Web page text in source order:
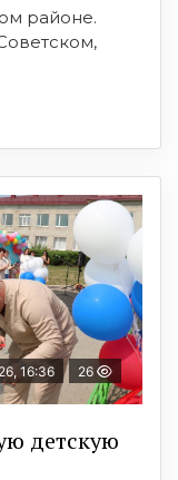
районе.
16:36 26
детскую